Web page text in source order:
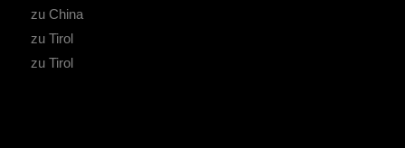
zu China
zu Tirol
zu Tirol